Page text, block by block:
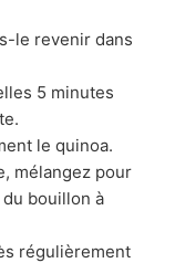
le revenir dans
5 minutes
le quinoa.
mélangez pour
bouillon à
régulièrement